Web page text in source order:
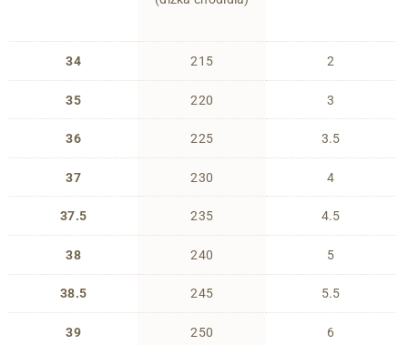
34
35
36
37
37.5
38
38.5
39
215
220
225
230
235
240
245
250
2
3
3.5
4
4.5
5
5.5
6